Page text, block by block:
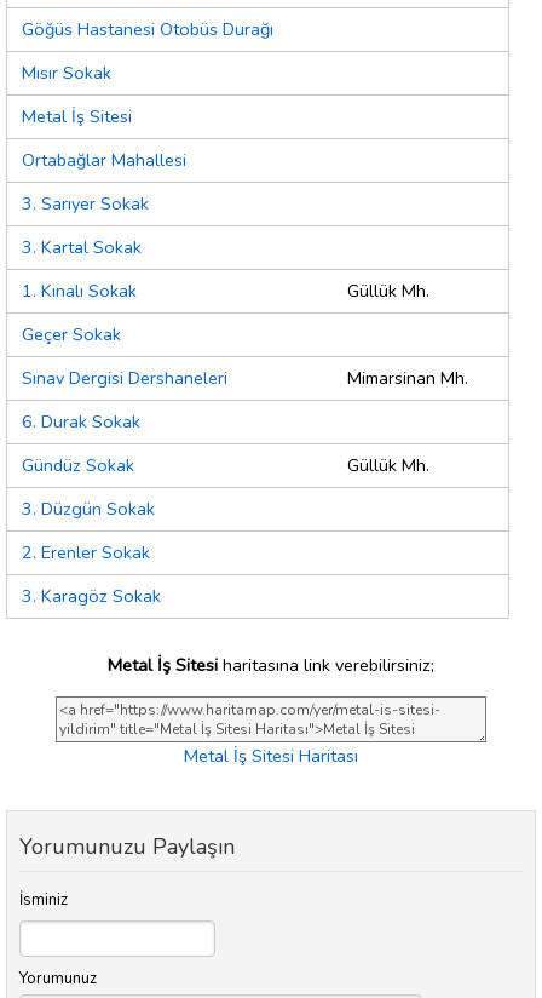
Göğüs Hastanesi Otobüs Durağı
Mısır Sokak
Metal İş Sitesi
Ortabağlar Mahallesi
3. Sarıyer Sokak
3. Kartal Sokak
1. Kınalı Sokak
Güllük Mh.
Geçer Sokak
Sınav Dergisi Dershaneleri
Mimarsinan Mh.
6. Durak Sokak
Gündüz Sokak
Güllük Mh.
3. Düzgün Sokak
2. Erenler Sokak
3. Karagöz Sokak
Metal İş Sitesi haritasına link verebilirsiniz;
Metal İş Sitesi Haritası
Yorumunuzu Paylaşın
İsminiz
Yorumunuz